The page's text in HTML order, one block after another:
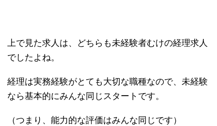
上で見た求人は、どちらも未経験者むけの経理求人
でしたよね。
経理は実務経験がとても大切な職種なので、未経験
なら基本的にみんな同じスタートです。
（つまり、能力的な評価はみんな同じです）